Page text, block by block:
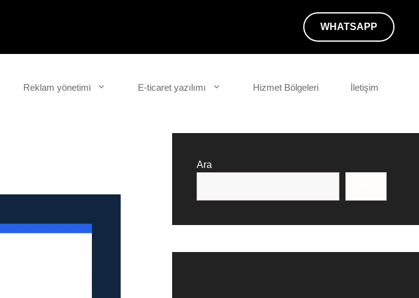
WHATSAPP
Reklam yönetimi E-ticaret yazılımı Hizmet Bölgeleri İletişim
Ara